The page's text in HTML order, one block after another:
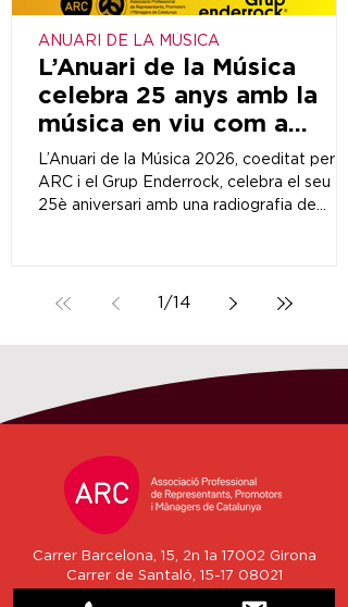
L’Anuari de la Música
celebra 25 anys amb la
música en viu com a
principal motor del sector
L’Anuari de la Música 2026, coeditat per
ARC i el Grup Enderrock, celebra el seu
25è aniversari amb una radiografia de
ANUARI DE LA MÚSICA
1 /14
Carrer Barcelona, 15, 2n 1a 17002 Girona
Carrer de Santaló, 15-17 08021